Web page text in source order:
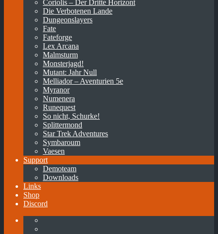
Coriolis – Der Dritte Horizont
Die Verbotenen Lande
Dungeonslayers
Fate
Fateforge
Lex Arcana
Malmsturm
Monsterjagd!
Mutant: Jahr Null
Melliador – Aventurien 5e
Myranor
Numenera
Runequest
So nicht, Schurke!
Splittermond
Star Trek Adventures
Symbaroum
Vaesen
Support
Demoteam
Downloads
Links
Shop
Discord